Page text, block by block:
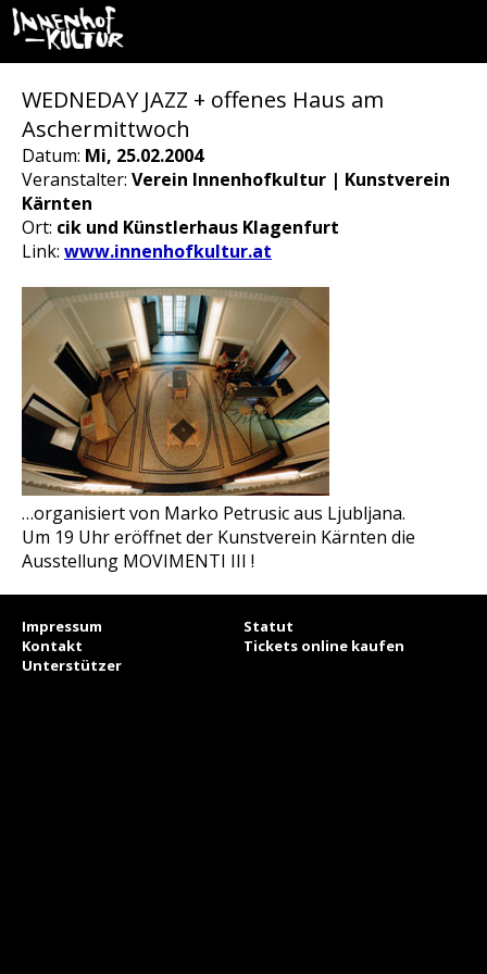
WEDNEDAY JAZZ + offenes Haus am
Aschermittwoch
Datum: Mi, 25.02.2004
Veranstalter: Verein Innenhofkultur | Kunstverein
Kärnten
Ort: cik und Künstlerhaus Klagenfurt
Link: www.innenhofkultur.at
…organisiert von Marko Petrusic aus Ljubljana.
Um 19 Uhr eröffnet der Kunstverein Kärnten die
Ausstellung MOVIMENTI III !
Impressum
Statut
Kontakt
Tickets online kaufen
Unterstützer